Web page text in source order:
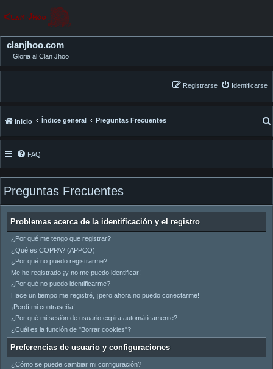
clanjhoo.com
Gloria al Clan Jhoo
Identificarse
Registrarse
Inicio Índice general Preguntas Frecuentes
FAQ
Preguntas Frecuentes
Problemas acerca de la identificación y el registro
¿Por qué me tengo que registrar?
¿Qué es COPPA? (APPCO)
¿Por qué no puedo registrarme?
Me he registrado ¡y no me puedo identificar!
¿Por qué no puedo identificarme?
Hace un tiempo me registré, ¡pero ahora no puedo conectarme!
¡Perdí mi contraseña!
¿Por qué mi sesión de usuario expira automáticamente?
¿Cuál es la función de "Borrar cookies"?
Preferencias de usuario y configuraciones
¿Cómo se puede cambiar mi configuración?